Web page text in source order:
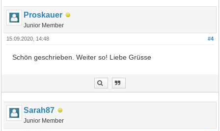
Proskauer
Junior Member
#4
15.09.2020, 14:48
Schön geschrieben. Weiter so! Liebe Grüsse
Sarah87
Junior Member